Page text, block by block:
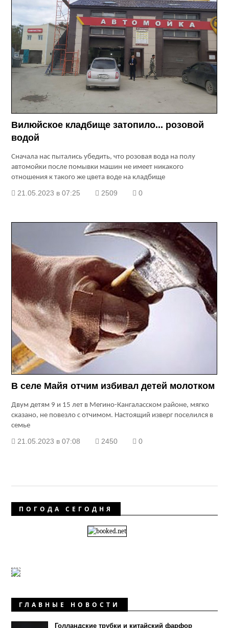
Вилюйское кладбище затопило... розовой
водой
Сначала нас пытались убедить, что розовая вода на полу
автомойки после помывки машин не имеет никакого
отношения к такого же цвета воде на кладбище
21.05.2023 в 07:25 2509 0
В селе Майя отчим избивал детей молотком
Двум детям 9 и 15 лет в Мегино-Кангаласском районе, мягко
сказано, не повезло с отчимом. Настоящий изверг поселился в
семье
21.05.2023 в 07:08 2450 0
ПОГОДА СЕГОДНЯ
ГЛАВНЫЕ НОВОСТИ
Голландские трубки и китайский фарфор